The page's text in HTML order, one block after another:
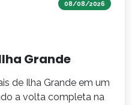
08/08/2026
Grande
de Ilha Grande em um
a volta completa na